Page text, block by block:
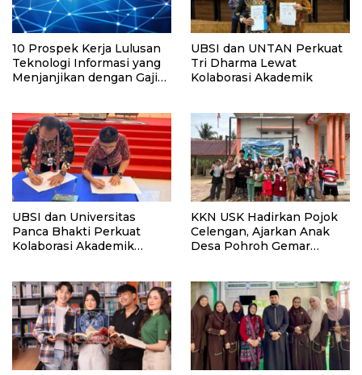
10 Prospek Kerja Lulusan
Teknologi Informasi yang
Menjanjikan dengan Gaji
UBSI dan UNTAN Perkuat
Tri Dharma Lewat
Kolaborasi Akademik
UBSI dan Universitas
Panca Bhakti Perkuat
Kolaborasi Akademik
KKN USK Hadirkan Pojok
Celengan, Ajarkan Anak
Desa Pohroh Gemar